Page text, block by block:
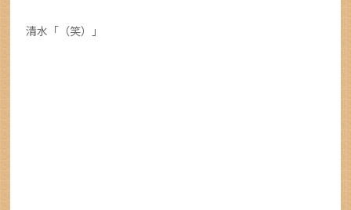
清水「（笑）」